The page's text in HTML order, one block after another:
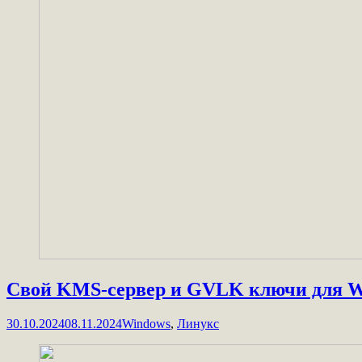
Свой KMS-сервер и GVLK ключи для
30.10.202408.11.2024Windows, Линукс